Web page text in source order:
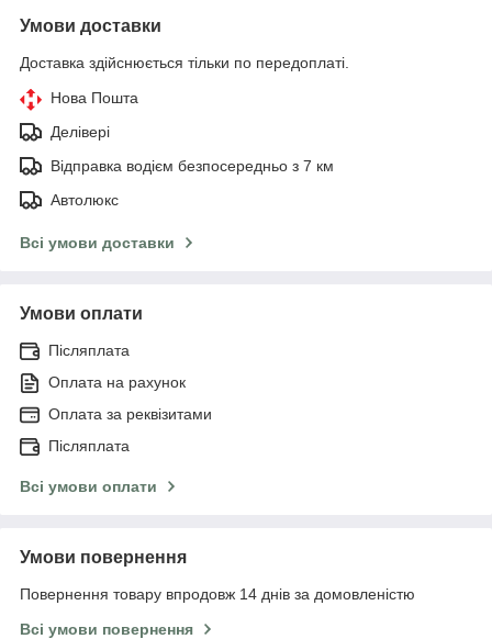
Умови доставки
Доставка здійснюється тільки по передоплаті.
Нова Пошта
Делівері
Відправка водієм безпосередньо з 7 км
Автолюкс
Всі умови доставки
Умови оплати
Післяплата
Оплата на рахунок
Оплата за реквізитами
Післяплата
Всі умови оплати
Умови повернення
Повернення товару впродовж 14 днів за домовленістю
Всі умови повернення